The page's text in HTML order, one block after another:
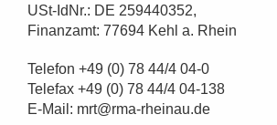
USt-IdNr.: DE 259440352,
Finanzamt: 77694 Kehl a. Rhein
Telefon +49 (0) 78 44/4 04-0
Telefax +49 (0) 78 44/4 04-138
E-Mail: mrt@rma-rheinau.de